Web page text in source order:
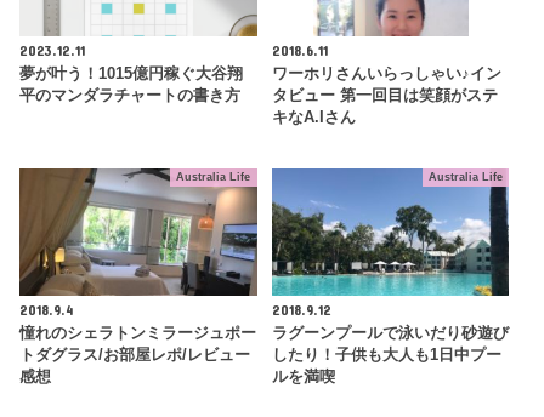
2023.12.11
夢が叶う！1015億円稼ぐ大谷翔
平のマンダラチャートの書き方
2018.6.11
ワーホリさんいらっしゃい♪イン
タビュー 第一回目は笑顔がステ
キなA.Iさん
Australia Life
2018.9.4
憧れのシェラトンミラージュポー
トダグラス/お部屋レポ/レビュー
感想
Australia Life
2018.9.12
ラグーンプールで泳いだり砂遊び
したり！子供も大人も1日中プー
ルを満喫